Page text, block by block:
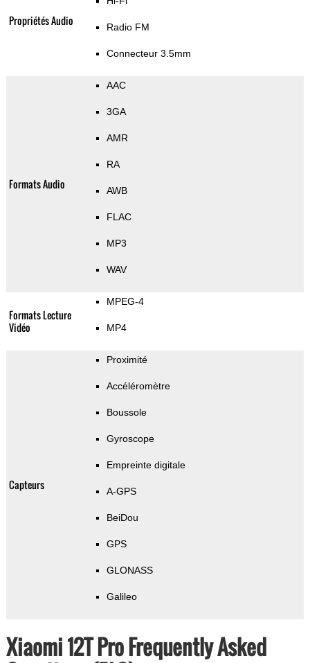
Propriétés Audio Radio FM
Connecteur 3.5mm
Formats Audio
AAC
3GA
AMR
RA
AWB
FLAC
MP3
WAV
Formats Lecture
Vidéo
MPEG-4
MP4
Capteurs
Proximité
Accéléromètre
Boussole
Gyroscope
Empreinte digitale
A-GPS
BeiDou
GPS
GLONASS
Galileo
Xiaomi 12T Pro Frequently Asked